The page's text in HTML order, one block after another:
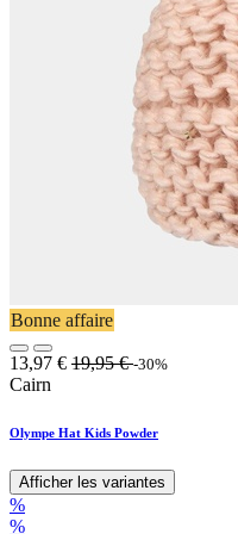
Bonne affaire
13,97 € 19,95€ -30%
Cairn
Olympe Hat Kids Powder
Afficher les variantes
%
%